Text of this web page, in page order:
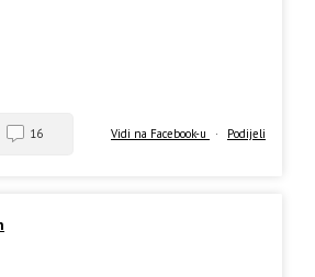
Vidi na Facebook-u · Podijeli
16